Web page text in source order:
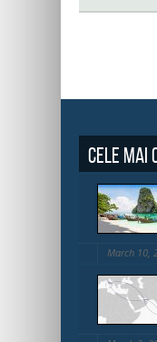
Cele
March 10,